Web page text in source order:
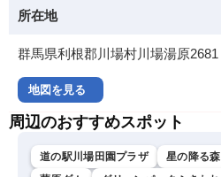
所在地
群馬県利根郡川場村川場湯原2681
地図を見る
周辺のおすすめスポット
道の駅川場田園プラザ 星の降る森